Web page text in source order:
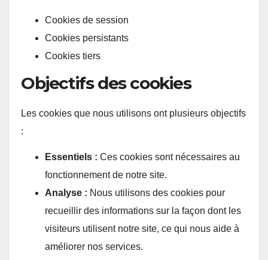
Cookies de session
Cookies persistants
Cookies tiers
Objectifs des cookies
Les cookies que nous utilisons ont plusieurs objectifs
:
Essentiels : Ces cookies sont nécessaires au
fonctionnement de notre site.
Analyse : Nous utilisons des cookies pour
recueillir des informations sur la façon dont les
visiteurs utilisent notre site, ce qui nous aide à
améliorer nos services.